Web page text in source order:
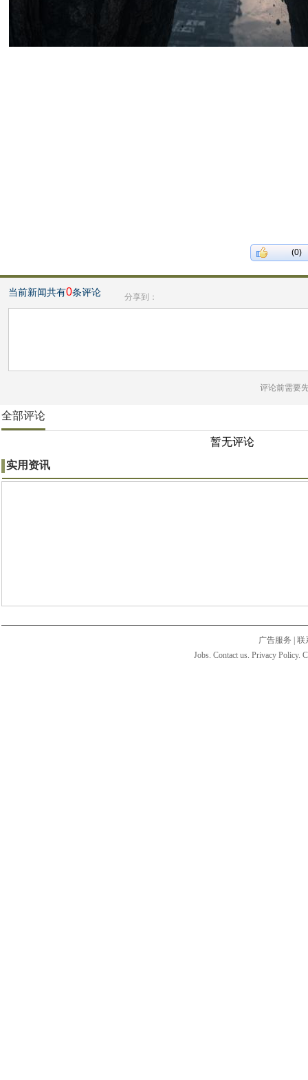
(0)
当前新闻共有0条评论 分享到：
评论前需要
全部评论
暂无评论
实用资讯
广告服务
联
Jobs. Contact us. Privacy Policy.